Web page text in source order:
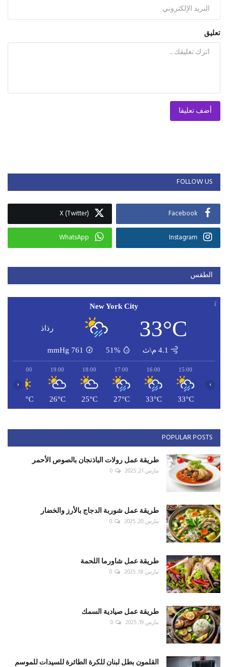
تعليق
أضف تعليقا
FOLLOW US
Facebook
X (Twitter)
Instagram
WhatsApp
الطقس
New York City
33°C رذاذ
4.1 م\ث 51%
761
mmHg
15:00
33°C
16:00
33°C
17:00
27°C
18:00
25°C
19:00
26°C
20:00
26°C
‹ ›
POPULAR POSTS
طريقة عمل رولات الباذنجان بالصوص الأحمر
مارس 21, 2025 0
طريقة عمل شوربة الدجاج بالأرز والخضار
مارس 20, 2025 0
طريقة عمل شاورما اللحمة
مارس 18, 2025 0
طريقة عمل صيادية السمك
مارس 19, 2025 0
القلمون بطل لبنان للكرة الطائرة للسيدات للموسم